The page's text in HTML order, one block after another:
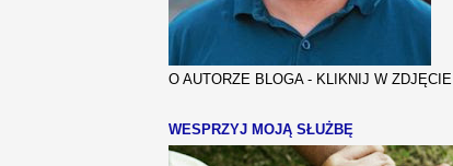
O AUTORZE BLOGA - KLIKNIJ W ZDJĘCIE
WESPRZYJ MOJĄ SŁUŻBĘ